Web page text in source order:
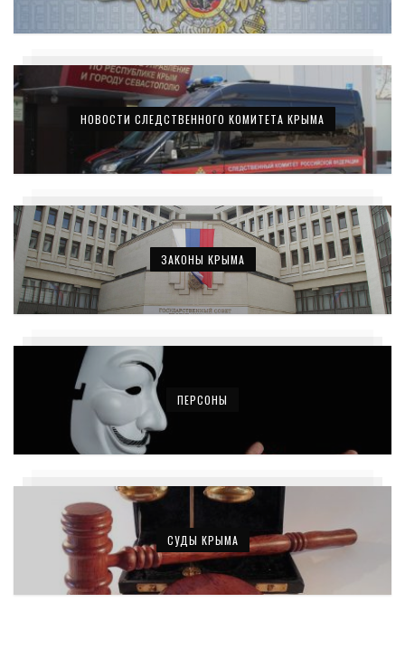
НОВОСТИ СЛЕДСТВЕННОГО КОМИТЕТА КРЫМА
ЗАКОНЫ КРЫМА
ПЕРСОНЫ
СУДЫ КРЫМА